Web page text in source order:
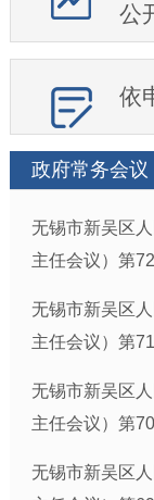
公
依
政府常务会议
无锡市新吴区
主任会议）第
无锡市新吴区
主任会议）第
无锡市新吴区
主任会议）第
无锡市新吴区